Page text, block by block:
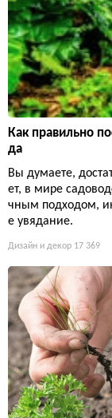
Как правильно
да
Вы думаете,
ет, в мире
чным подходом,
е увядание.
Дизайн и декор 17 369